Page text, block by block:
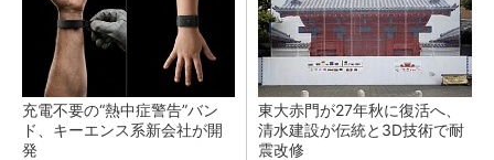
充電不要の“熱中症警告”バン
ド、キーエンス系新会社が開
発
東大赤門が27年秋に復活へ、
清水建設が伝統と3D技術で耐
震改修